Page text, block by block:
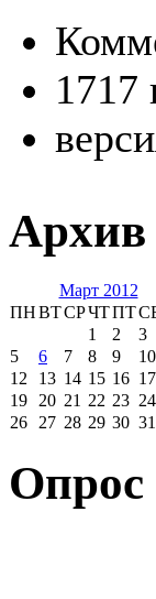
1717
Архив
Март 2012
ПНВТСРЧТПТ
1
2 3
5
6 7 8 9 10
12
13 14 15 16 17
19
20 21 22 23 24
26
27 28 29 30 31
Опрос